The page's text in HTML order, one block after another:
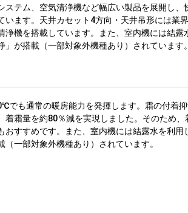
テム、空気清浄機など幅広い製品を展開し、
ます。天井カセット4方向・天井吊形には業
機を搭載しています。また、室内機には結露
が搭載（一部対象外機種あり）されています。
でも通常の暖房能力を発揮します。霜の付着抑
着霜量を約80％減を実現しました。そのため、
すすめです。また、室内機には結露水を利用
一部対象外機種あり）されています。